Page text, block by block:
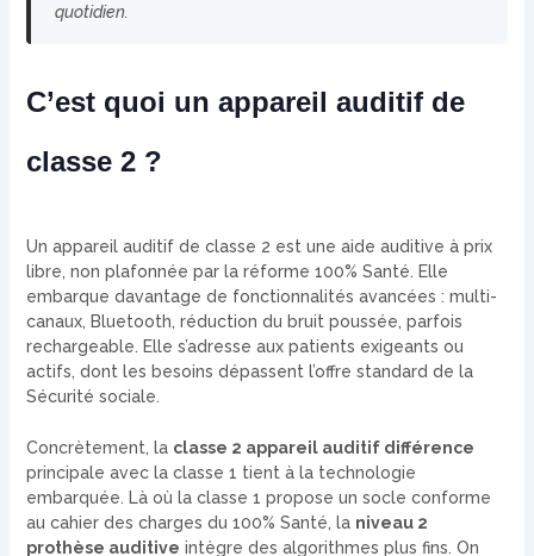
quotidien.
C’est quoi un appareil auditif de
classe 2 ?
Un appareil auditif de classe 2 est une aide auditive à prix
libre, non plafonnée par la réforme 100% Santé. Elle
embarque davantage de fonctionnalités avancées : multi-
canaux, Bluetooth, réduction du bruit poussée, parfois
rechargeable. Elle s’adresse aux patients exigeants ou
actifs, dont les besoins dépassent l’offre standard de la
Sécurité sociale.
Concrètement, la classe 2 appareil auditif différence
principale avec la classe 1 tient à la technologie
embarquée. Là où la classe 1 propose un socle conforme
au cahier des charges du 100% Santé, la niveau 2
prothèse auditive intègre des algorithmes plus fins. On